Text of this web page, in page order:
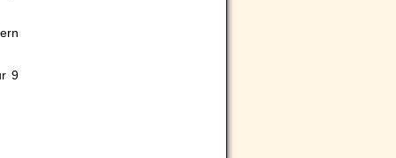
9